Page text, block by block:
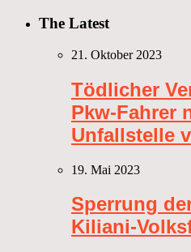
The Latest
21. Oktober 2023
Tödlicher
Pkw-Fahrer
Unfallstelle
19. Mai 2023
Sperrung
Kiliani-